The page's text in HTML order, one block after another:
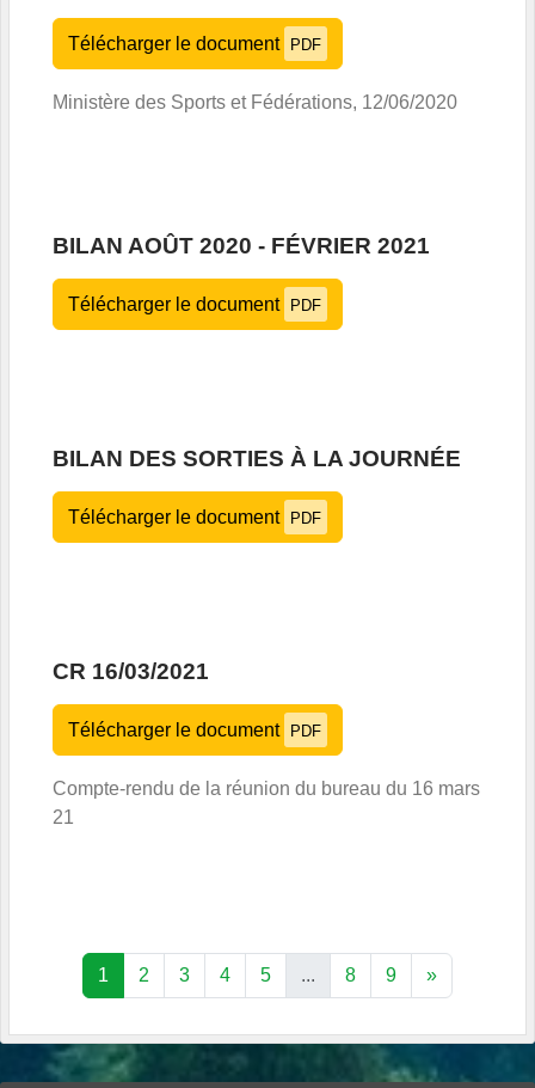
Télécharger le document PDF
Ministère des Sports et Fédérations, 12/06/2020
BILAN AOÛT 2020 - FÉVRIER 2021
Télécharger le document PDF
BILAN DES SORTIES À LA JOURNÉE
Télécharger le document PDF
CR 16/03/2021
Télécharger le document PDF
Compte-rendu de la réunion du bureau du 16 mars
21
1 2 3 4 5 ... 8 9 »